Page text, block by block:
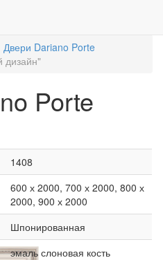
Двери Dariano Porte
дизайн"
Porte
1408
600 х 2000, 700 х 2000, 800 х
2000, 900 х 2000
Шпонированная
эмаль слоновая кость